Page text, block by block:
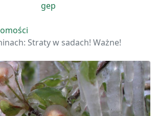
Straty w sadach! Ważne!